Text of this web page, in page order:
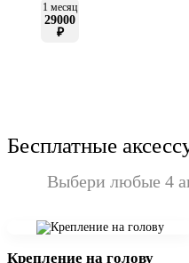
1 месяц
29000
₽
Бесплатные
Выбери любые 4
Крепление на голову